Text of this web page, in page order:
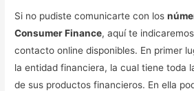
Si no pudiste comunicarte con los
Consumer Finance, aquí te
contacto online disponibles. En primer
la entidad financiera, la cual tiene toda
de sus productos financieros. En ella